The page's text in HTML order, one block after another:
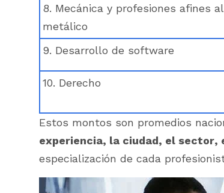
8. Mecánica y profesiones afines
metálico
9. Desarrollo de software
10. Derecho
Estos montos son promedios
experiencia, la ciudad, el sector,
especialización de cada